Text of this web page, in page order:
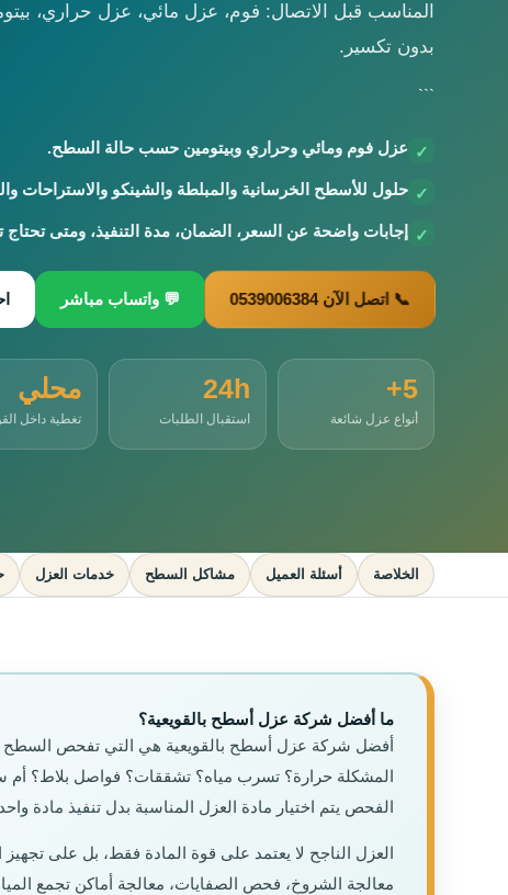
المناسب قبل الاتصال: فوم، عزل مائي، عزل حراري،
بدون تكسير.
```
✓ عزل فوم ومائي وحراري وبيتومين حسب حالة السطح.
✓ حلول للأسطح الخرسانية والمبلطة والشينكو والاستراحات
✓ إجابات واضحة عن السعر، الضمان، مدة التنفيذ، ومتى تحتاج
📞 اتصل الآن 0539006384 💬 واتساب مباشر
5+
أنواع عزل شائعة
24h
استقبال الطلبات
محلي
تغطية داخل
الخلاصة أسئلة العميل مشاكل السطح خدمات العزل
ما أفضل شركة عزل أسطح بالقويعية؟
أفضل شركة عزل أسطح بالقويعية هي التي تفحص السطح
المشكلة حرارة؟ تسرب مياه؟ تشققات؟ فواصل بلاط؟
الفحص يتم اختيار مادة العزل المناسبة بدل تنفيذ مادة
العزل الناجح لا يعتمد على قوة المادة فقط، بل على
معالجة الشروخ، فحص الصفايات، معالجة أماكن تجمع المياه،